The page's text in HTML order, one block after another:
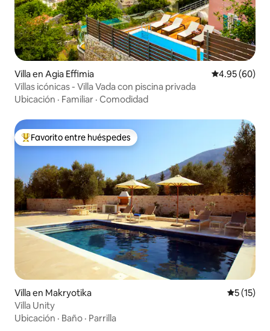
Villa en Agia Effimia Calificación
4.95 (60)
Villas icónicas - Villa Vada con piscina privada
Ubicación · Familiar · Comodidad
Favorito entre huéspedes preferido
Favorito entre huéspedes
Villa en Makryotika
5 (15)
Villa Unity
Ubicación · Baño · Parrilla